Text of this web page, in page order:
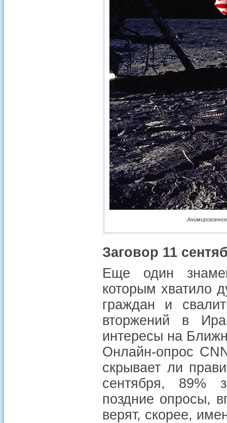
Заговор 11
Еще один
которым хватило
граждан и
вторжений в
интересы на
Онлайн-опрос
скрывает ли
сентября, 89%
поздние опросы,
верят, скорее,